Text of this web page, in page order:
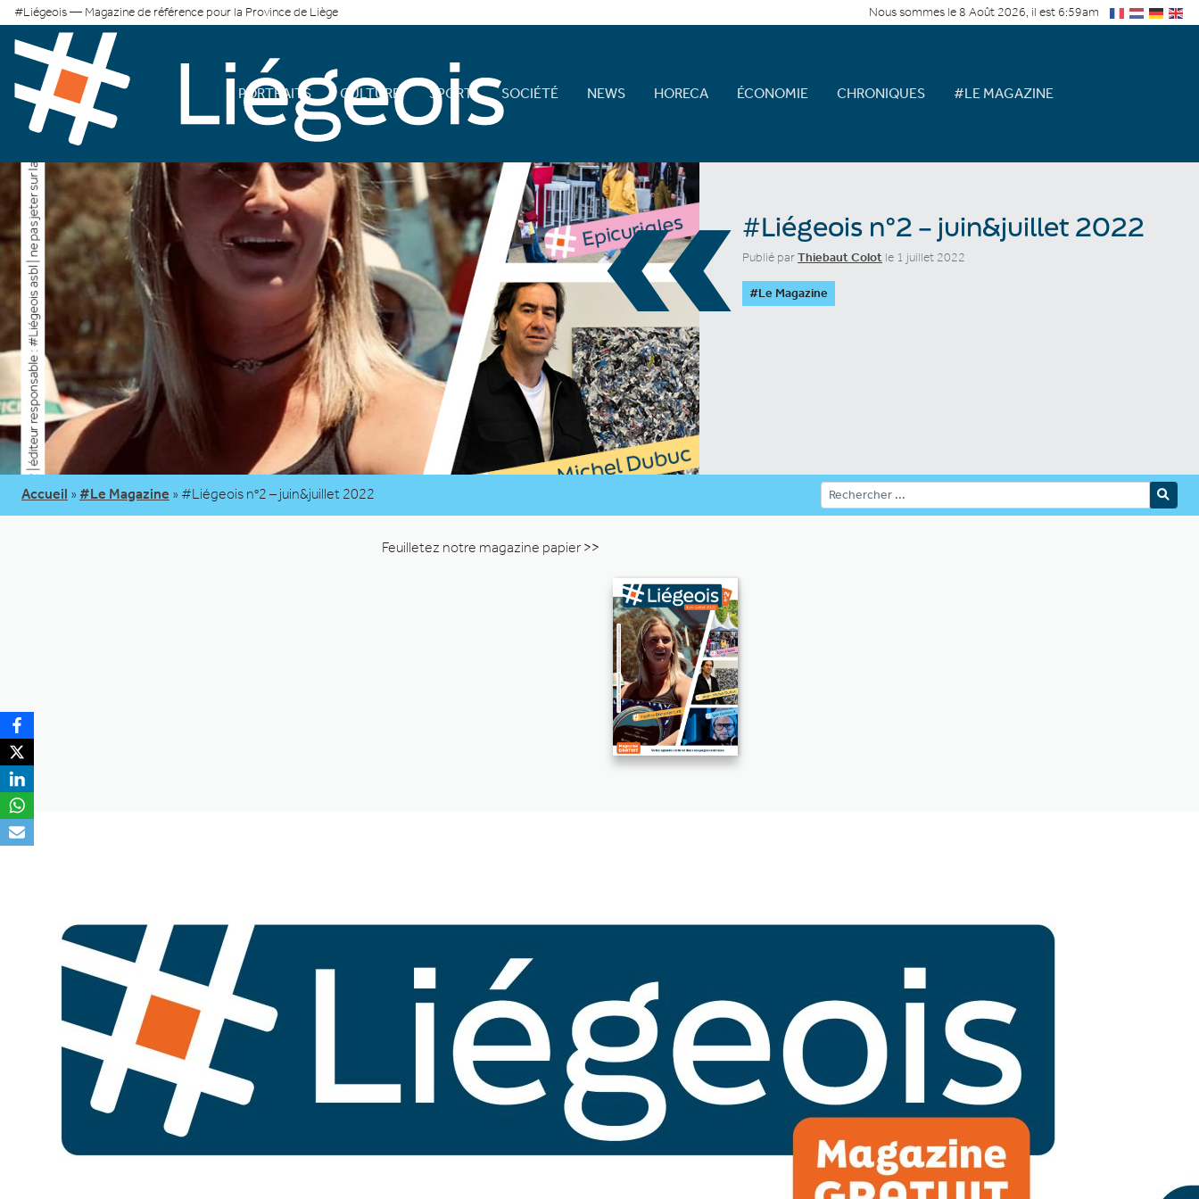
#Liégeois — Magazine de référence pour la Province de Liège Nous sommes le 8 Août 2026, il est 6:59am
PORTRAITS CULTURE SPORT SOCIÉTÉ NEWS HORECA ÉCONOMIE CHRONIQUES #LE MAGAZINE
«#Liégeois n°2 – juin&juillet 2022
Publié parThiebaut Colot le 1 juillet 2022
#Le Magazine
Accueil » #Le Magazine » #Liégeois n°2 – juin&juillet 2022
Feuilletez notre magazine papier >>